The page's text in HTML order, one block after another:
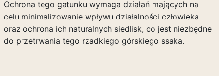
Ochrona tego gatunku wymaga działań mających na
celu minimalizowanie wpływu działalności człowieka
oraz ochrona ich naturalnych siedlisk, co jest niezbędne
do przetrwania tego rzadkiego górskiego ssaka.